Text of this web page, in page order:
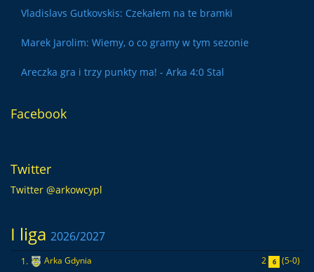
Vladislavs Gutkovskis: Czekałem na te bramki
Marek Jarolim: Wiemy, o co gramy w tym sezonie
Areczka gra i trzy punkty ma! - Arka 4:0 Stal
Facebook
Twitter
Twitter @arkowcypl
I liga 2026/2027
1. Arka Gdynia 2 6
(5-0)